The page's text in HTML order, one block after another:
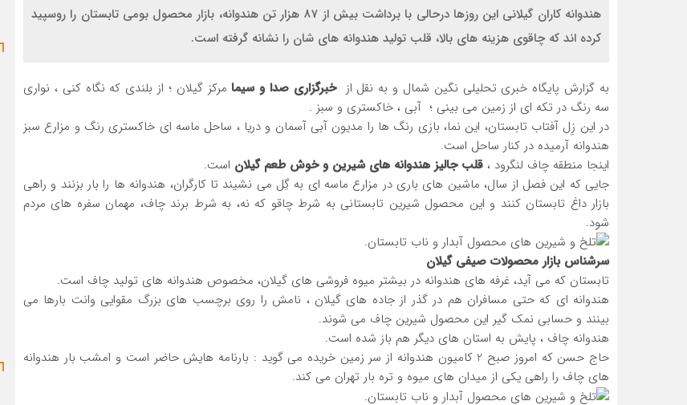
هندوانه کاران گیلانی این روزها درحالی با برداشت بیش از 87 هزار تن هندوانه، بازار محصول بومی تابستان را روسپید
کرده اند که چاقوی هزینه های بالا، قلب تولید هندوانه های شان را نشانه گرفته است.
به گزارش پایگاه خبری تحلیلی نگین شمال و به نقل ازخبرگزاری صدا و سیما مرکز گیلان ؛ از بلندی که نگاه کنی ، نواری
سه رنگ در تکه ای از زمین می بینی ؛ آبی ، خاکستری و سبز .
در این زِل آفتاب تابستان، این نما، بازی رنگ ها را مدیون آبی آسمان و دریا ، ساحل ماسه ای خاکستری رنگ و مزارع سبز
هندوانه آرمیده در کنار ساحل است.
اینجا منطقه چاف لنگرود ، قلب جالیز هندوانه های شیرین و خوش طعم گیلان است.
جایی که این فصل از سال، ماشین های باری در مزارع ماسه ای به گِل می نشیند تا کارگران، هندوانه ها را بار بزنند و راهی
بازار داغ تابستان کنند و این محصول شیرین تابستانی به شرط چاقو که نه، به شرط برند چاف، مهمان سفره های مردم
شود.
سرشناس بازار محصولات صیفی گیلان
تابستان که می آید، غرفه های هندوانه در بیشتر میوه فروشی های گیلان، مخصوص هندوانه های تولید چاف است.
هندوانه ای که حتی مسافران هم در گذر از جاده های گیلان ، نامش را روی برچسب های بزرگ مقوایی وانت بارها می
بینند و حسابی نمک گیر این محصول شیرین چاف می شوند.
هندوانه چاف ، پایش به استان های دیگر هم باز شده است.
حاج حسن که امروز صبح 2 کامیون هندوانه از سر زمین خریده می گوید : بارنامه هایش حاضر است و امشب بار هندوانه
های چاف را راهی یکی از میدان های میوه و تره بار تهران می کند.